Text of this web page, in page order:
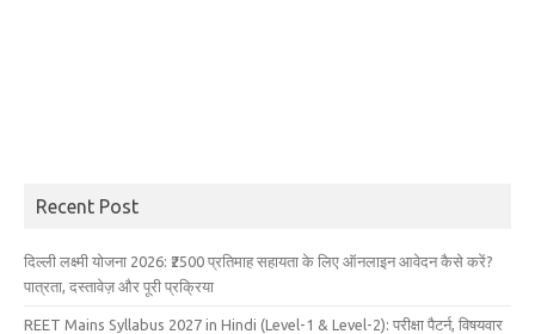
Recent Post
दिल्ली लक्ष्मी योजना 2026: ₹2500 प्रतिमाह सहायता के लिए ऑनलाइन आवेदन कैसे करें?
पात्रता, दस्तावेज़ और पूरी प्रक्रिया
REET Mains Syllabus 2027 in Hindi (Level-1 & Level-2): परीक्षा पैटर्न, विषयवार